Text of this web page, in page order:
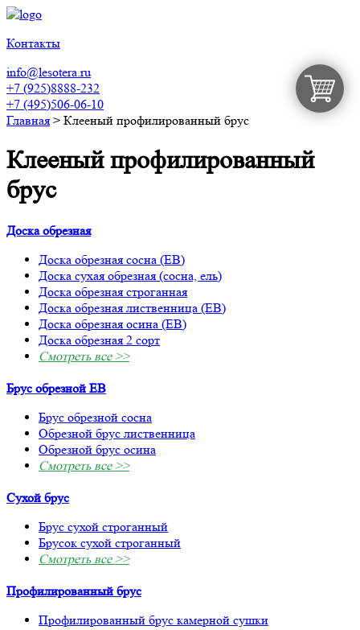
Контакты
info@lesotera.ru
+7 (925)8888-232
+7 (495)506-06-10
Главная > Клееный профилированный брус
Клееный профилированный
брус
Доска обрезная
Доска обрезная сосна (ЕВ)
Доска сухая обрезная (сосна, ель)
Доска обрезная строганная
Доска обрезная лиственница (ЕВ)
Доска обрезная осина (ЕВ)
Доска обрезная 2 сорт
Смотреть все >>
Брус обрезной ЕВ
Брус обрезной сосна
Обрезной брус лиственница
Обрезной брус осина
Смотреть все >>
Сухой брус
Брус сухой строганный
Брусок сухой строганный
Смотреть все >>
Профилированный брус
Профилированный брус камерной сушки